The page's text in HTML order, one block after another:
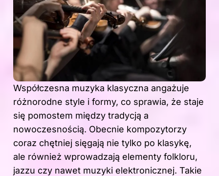
Współczesna muzyka klasyczna angażuje
różnorodne style i formy, co sprawia, że staje
się pomostem między tradycją a
nowoczesnością. Obecnie kompozytorzy
coraz chętniej sięgają nie tylko po klasykę,
ale również wprowadzają elementy folkloru,
jazzu czy nawet muzyki elektronicznej. Takie